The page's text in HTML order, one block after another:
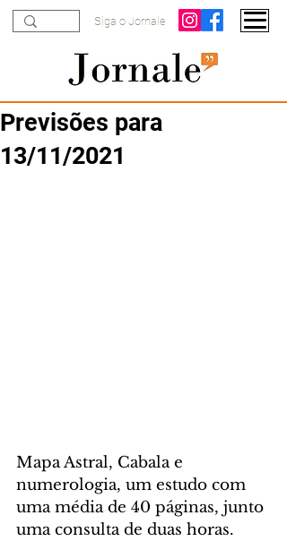
Siga o Jornale
Previsões para
13/11/2021
Mapa Astral, Cabala e
numerologia, um estudo com
uma média de 40 páginas, junto
uma consulta de duas horas.